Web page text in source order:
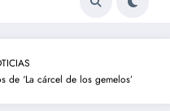
de ‘La cárcel de los gemelos’